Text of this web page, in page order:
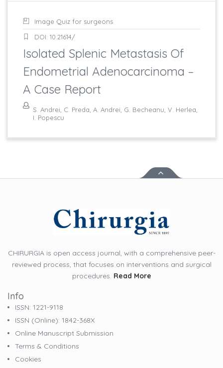
Image Quiz for surgeons
DOI: 10.21614/
Isolated Splenic Metastasis Of
Endometrial Adenocarcinoma –
A Case Report
S. Andrei, C. Preda, A. Andrei, G. Becheanu, V. Herlea,
I. Popescu
CHIRURGIA is open access journal, with a comprehensive peer-
reviewed process, that focuses on interventions and surgical
procedures. Read More
Info
ISSN: 1221-9118
ISSN (online): 1842-368X
Online Manuscript Submission
Terms & Conditions
Cookies